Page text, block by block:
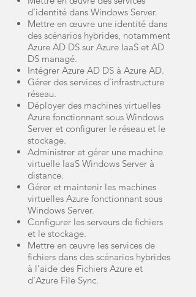
d’identité dans Windows Server.
Mettre en œuvre une identité dans
des scénarios hybrides, notamment
Azure AD DS sur Azure IaaS et AD
DS managé.
Intégrer Azure AD DS à Azure AD.
Gérer des services d’infrastructure
réseau.
Déployer des machines virtuelles
Azure fonctionnant sous Windows
Server et configurer le réseau et le
stockage.
Administrer et gérer une machine
virtuelle IaaS Windows Server à
distance.
Gérer et maintenir les machines
virtuelles Azure fonctionnant sous
Windows Server.
Configurer les serveurs de fichiers
et le stockage.
Mettre en œuvre les services de
fichiers dans des scénarios hybrides
à l’aide des Fichiers Azure et
d’Azure File Sync.